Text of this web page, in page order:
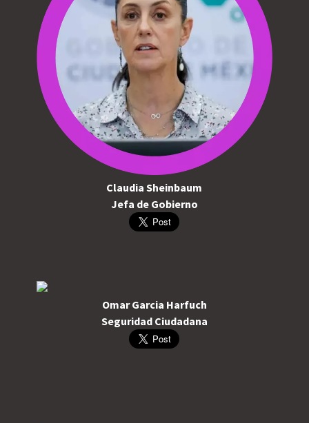
Claudia Sheinbaum
Jefa de Gobierno
Omar Garcia Harfuch
Seguridad Ciudadana